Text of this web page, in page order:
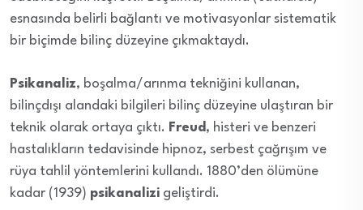
esnasında belirli bağlantı ve motivasyonlar sistematik
bir biçimde bilinç düzeyine çıkmaktaydı.
Psikanaliz, boşalma/arınma tekniğini kullanan,
bilinçdışı alandaki bilgileri bilinç düzeyine ulaştıran bir
teknik olarak ortaya çıktı. Freud , histeri ve benzeri
hastalıkların tedavisinde hipnoz, serbest çağrışım ve
rüya tahlil yöntemlerini kullandı. 1880’den ölümüne
kadar (1939) psikanalizi geliştirdi.